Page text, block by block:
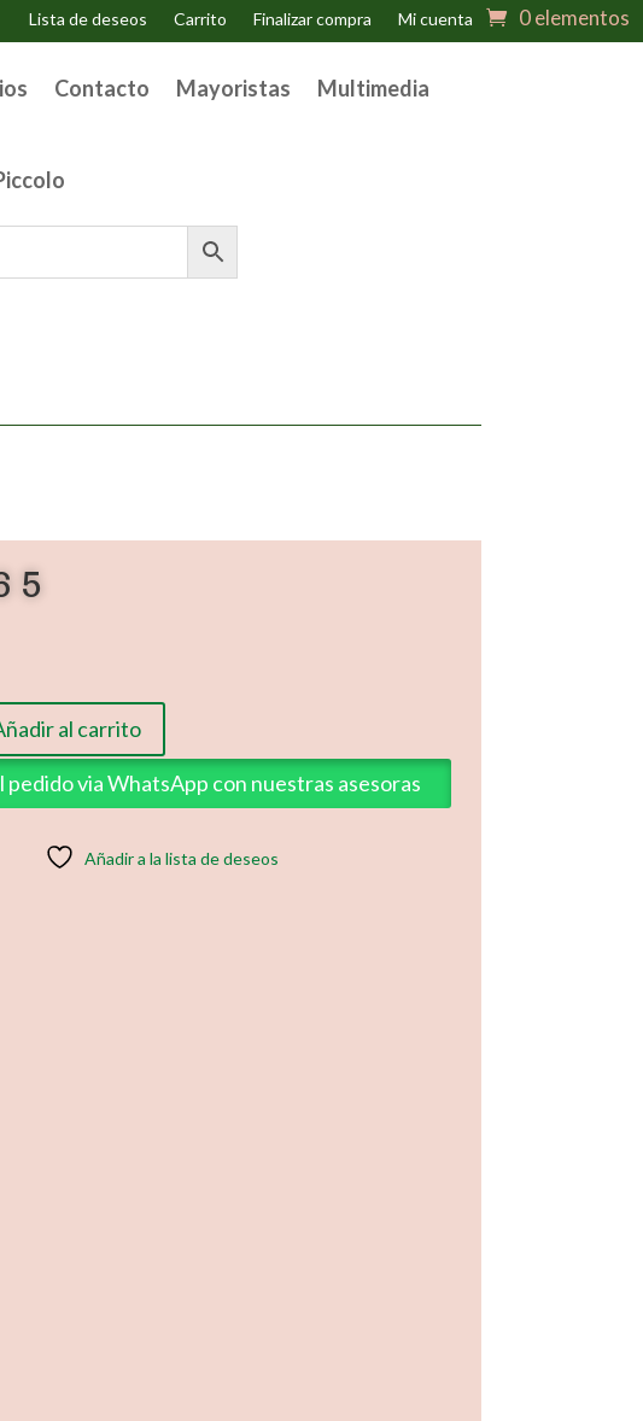
Lista de deseos Carrito Finalizar compra Mi cuenta 0 elementos
Contacto Mayoristas Multimedia
5
al carrito
pedido via WhatsApp con nuestras asesoras
Añadir a la lista de deseos